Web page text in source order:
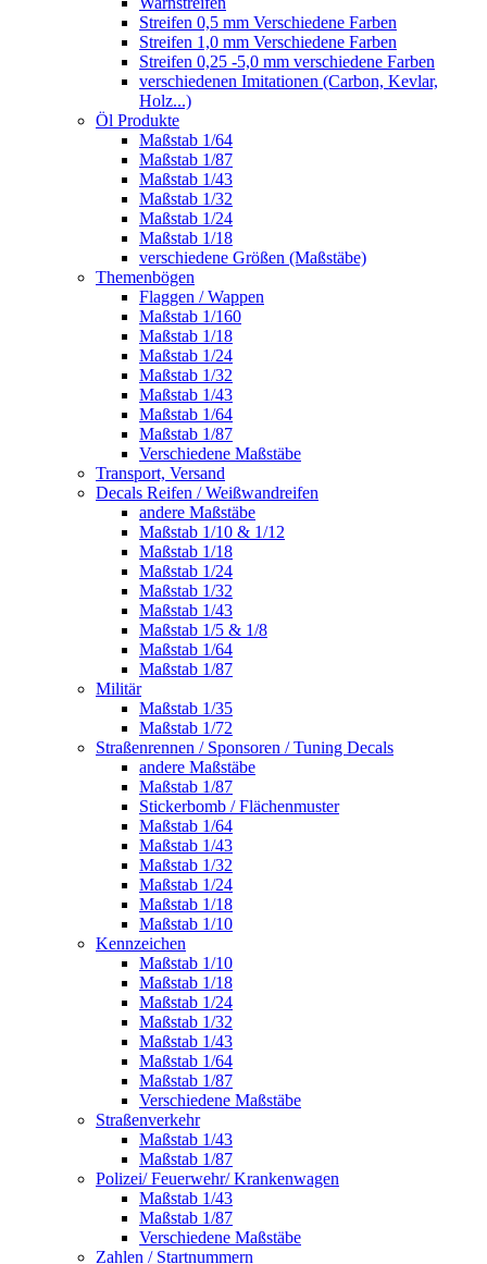
Streifen 0,5 mm Verschiedene Farben
Streifen 1,0 mm Verschiedene Farben
Streifen 0,25 -5,0 mm verschiedene Farben
verschiedenen Imitationen (Carbon, Kevlar,
Holz...)
Öl Produkte
Maßstab 1/64
Maßstab 1/87
Maßstab 1/43
Maßstab 1/32
Maßstab 1/24
Maßstab 1/18
verschiedene Größen (Maßstäbe)
Themenbögen
Flaggen / Wappen
Maßstab 1/160
Maßstab 1/18
Maßstab 1/24
Maßstab 1/32
Maßstab 1/43
Maßstab 1/64
Maßstab 1/87
Verschiedene Maßstäbe
Transport, Versand
Decals Reifen / Weißwandreifen
andere Maßstäbe
Maßstab 1/10 & 1/12
Maßstab 1/18
Maßstab 1/24
Maßstab 1/32
Maßstab 1/43
Maßstab 1/5 & 1/8
Maßstab 1/64
Maßstab 1/87
Militär
Maßstab 1/35
Maßstab 1/72
Straßenrennen / Sponsoren / Tuning Decals
andere Maßstäbe
Maßstab 1/87
Stickerbomb / Flächenmuster
Maßstab 1/64
Maßstab 1/43
Maßstab 1/32
Maßstab 1/24
Maßstab 1/18
Maßstab 1/10
Kennzeichen
Maßstab 1/10
Maßstab 1/18
Maßstab 1/24
Maßstab 1/32
Maßstab 1/43
Maßstab 1/64
Maßstab 1/87
Verschiedene Maßstäbe
Straßenverkehr
Maßstab 1/43
Maßstab 1/87
Polizei/ Feuerwehr/ Krankenwagen
Maßstab 1/43
Maßstab 1/87
Verschiedene Maßstäbe
Zahlen / Startnummern